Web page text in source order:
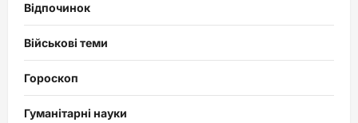
Відпочинок
Військові теми
Гороскоп
Гуманітарні науки